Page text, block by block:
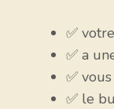
✅
✅ a
✅
✅ le